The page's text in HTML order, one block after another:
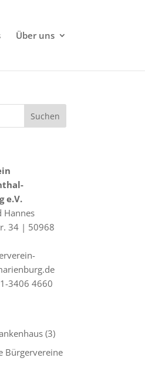
Über uns
e.V.
Hannes
34 | 50968
3406 4660
(3)
Bürgervereine